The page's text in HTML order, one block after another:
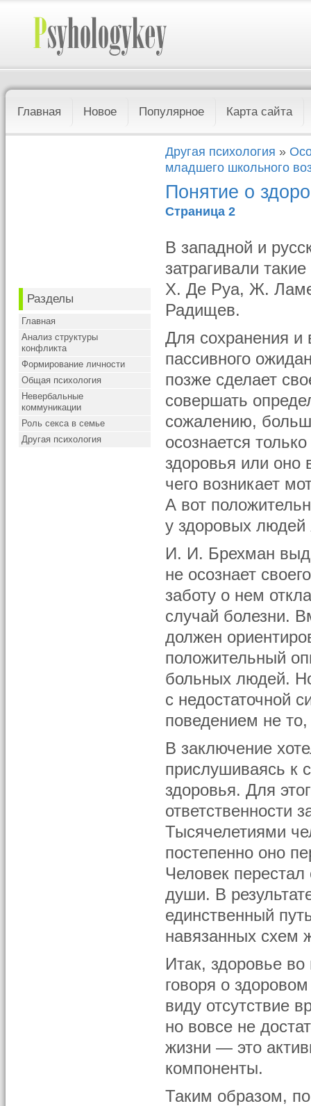
Главная Новое Популярное Карта сайта
Разделы
Главная
Анализ структуры
конфликта
Формирование личности
Общая психология
Невербальные
коммуникации
Роль секса в семье
Другая психология
Другая психология »
младшего школьного
Понятие о
Страница 2
В западной и
затрагивали
Х. Де Руа, Ж.
Радищев.
Для сохранения и
пассивного
позже сделает
совершать
сожалению,
осознается
здоровья или оно
чего возникает
А вот
у здоровых людей
И. И. Брехман
не осознает
заботу о нем
случай болезни.
должен
положительный
больных людей.
с недостаточной
поведением не
В заключение
прислушиваясь к
здоровья. Для
ответственности
Тысячелетиями
постепенно оно
Человек перестал
души. В
единственный
навязанных схем
Итак, здоровье
говоря о
виду отсутствие
но вовсе не
жизни — это
компоненты.
Таким образом,